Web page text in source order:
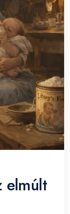
elmúlt